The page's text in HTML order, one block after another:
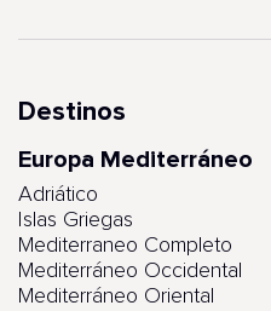
Destinos
Europa Mediterráneo
Adriático
Islas Griegas
Mediterraneo Completo
Mediterráneo Occidental
Mediterráneo Oriental